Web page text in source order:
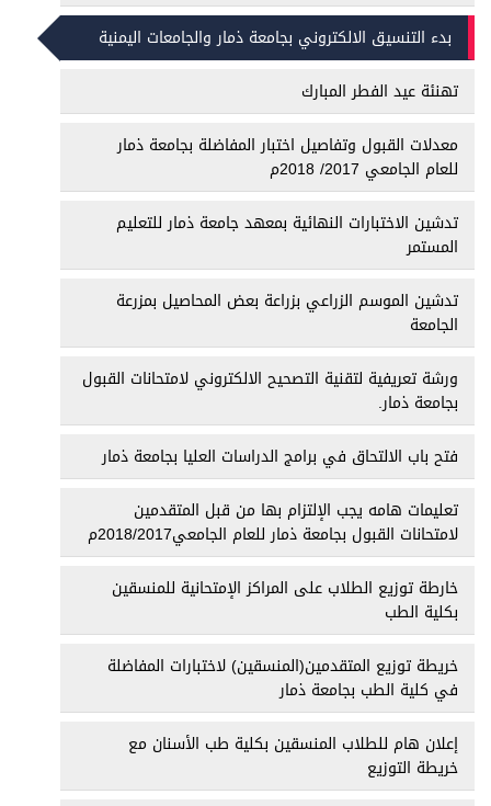
بدء التنسيق الالكتروني بجامعة ذمار والجامعات اليمنية
تهنئة عيد الفطر المبارك
معدلات القبول وتفاصيل اختبار المفاضلة بجامعة ذمار
للعام الجامعي 2017/ 2018م
تدشين الاختبارات النهائية بمعهد جامعة ذمار للتعليم
المستمر
تدشين الموسم الزراعي بزراعة بعض المحاصيل بمزرعة
الجامعة
ورشة تعريفية لتقنية التصحيح الالكتروني لامتحانات القبول
بجامعة ذمار.
فتح باب الالتحاق في برامج الدراسات العليا بجامعة ذمار
تعليمات هامه يجب الإلتزام بها من قبل المتقدمين
لامتحانات القبول بجامعة ذمار للعام الجامعي2018/2017م
خارطة توزيع الطلاب على المراكز الإمتحانية للمنسقين
بكلية الطب
خريطة توزيع المتقدمين(المنسقين) لاختبارات المفاضلة
في كلية الطب بجامعة ذمار
إعلان هام للطلاب المنسقين بكلية طب الأسنان مع
خريطة التوزيع